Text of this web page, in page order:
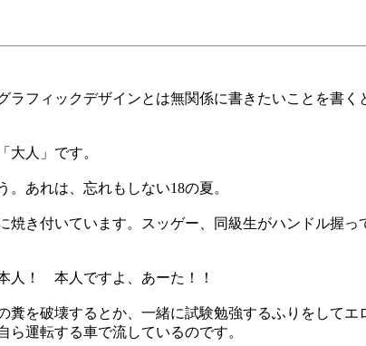
フィックデザインとは無関係に書きたいことを書
大人」です。
あれは、忘れもしない18の夏。
き付いています。スッゲー、同級生がハンドル握っ
人！ 本人ですよ、あーた！！
を破壊するとか、一緒に試験勉強するふりをしてエ
運転する車で流しているのです。